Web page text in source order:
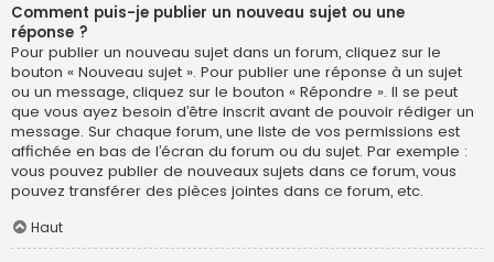
Comment puis-je publier un nouveau sujet ou une
réponse ?
Pour publier un nouveau sujet dans un forum, cliquez sur le
bouton « Nouveau sujet ». Pour publier une réponse à un sujet
ou un message, cliquez sur le bouton « Répondre ». Il se peut
que vous ayez besoin d’être inscrit avant de pouvoir rédiger un
message. Sur chaque forum, une liste de vos permissions est
affichée en bas de l’écran du forum ou du sujet. Par exemple :
vous pouvez publier de nouveaux sujets dans ce forum, vous
pouvez transférer des pièces jointes dans ce forum, etc.
Haut